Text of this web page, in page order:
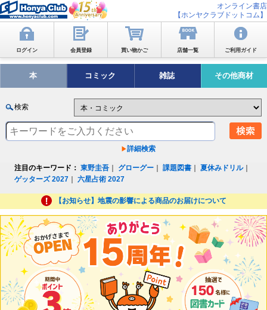
オンライン書店
【ホンヤクラブドットコム】
ログイン 会員登録 買い物かご 店舗一覧 ご利用ガイド
本 コミック 雑誌 その他商材
検索
詳細検索
注目のキーワード： 東野圭吾 グローグー ｜課題図書 ｜夏休みドリル｜
ゲッターズ 2027 ｜六星占術 2027
【お知らせ】地震の影響による商品のお届けについて